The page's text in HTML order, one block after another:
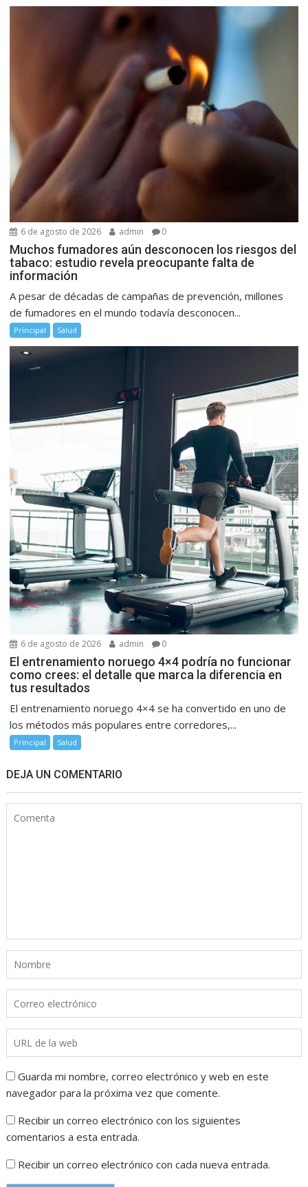
6 de agosto de 2026 admin 0
Muchos fumadores aún desconocen los riesgos del
tabaco: estudio revela preocupante falta de
información
A pesar de décadas de campañas de prevención, millones
de fumadores en el mundo todavía desconocen...
Principal Salud
6 de agosto de 2026 admin 0
El entrenamiento noruego 4×4 podría no funcionar
como crees: el detalle que marca la diferencia en
tus resultados
El entrenamiento noruego 4×4 se ha convertido en uno de
los métodos más populares entre corredores,...
Principal Salud
DEJA UN COMENTARIO
Guarda mi nombre, correo electrónico y web en este
navegador para la próxima vez que comente.
Recibir un correo electrónico con los siguientes
comentarios a esta entrada.
Recibir un correo electrónico con cada nueva entrada.